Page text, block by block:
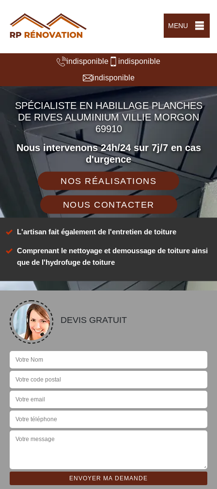
MENU
indisponible
indisponible
indisponible
SPÉCIALISTE EN HABILLAGE PLANCHES
DE RIVES ALUMINIUM VILLIE MORGON
69910
Nous intervenons 24h/24 sur 7j/7 en cas
d'urgence
NOS RÉALISATIONS
NOUS CONTACTER
L'artisan fait également de l'entretien de toiture
Comprenant le nettoyage et demoussage de toiture ainsi
que de l'hydrofuge de toiture
DEVIS GRATUIT